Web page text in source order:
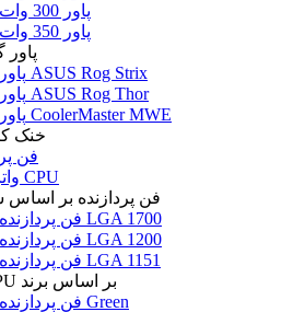
پاور 300 وات
پاور 350 وات
پاور
پاور ASUS Rog Strix
پاور ASUS Rog Thor
پاور CoolerMaster MWE
خنک
فن
واتر کولر CPU
فن پردازنده بر
فن پردازنده LGA 1700
فن پردازنده LGA 1200
فن پردازنده LGA 1151
فن CPU بر اساس برند
فن پردازنده Green